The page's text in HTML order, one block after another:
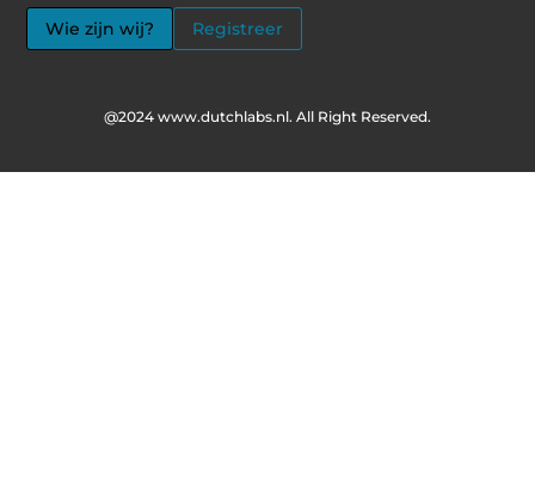
Wie zijn wij? Registreer
@2024 www.dutchlabs.nl. All Right Reserved.